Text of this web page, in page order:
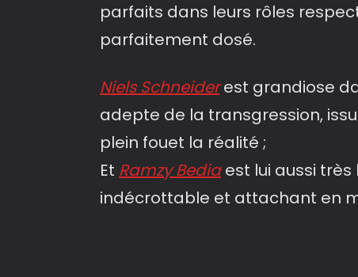
parfaits dans leurs rôles
parfaitement dosé.
Niels Schneiderest grandiose
adepte de la transgression,
plein fouet la réalité ;
Et Ramzy Bediaest lui aussi
indécrottable et attachant en